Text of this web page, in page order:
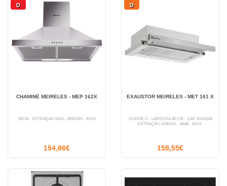
D
CHAMINÉ MEIRELES - MEP 162X
60CM - EXTRAÇÃO MÁX.: 300M3/H - INOX
154,86€
D
EXAUSTOR MEIRELES - MET 161 X
CLASSE D - LARGURA 60 CM - CAP. MÁXIMA
EXTRAÇÃO 425M3/H - 68dB - INOX
158,55€